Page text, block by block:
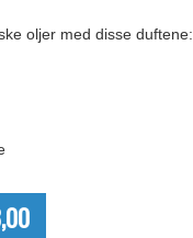
oljer med disse duftene: